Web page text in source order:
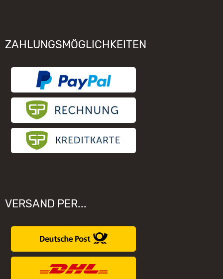
Widerrufsrecht
Schwibbogen funktioniert nicht
Unsere Hersteller
ZAHLUNGSMÖGLICHKEITEN
VERSAND PER...